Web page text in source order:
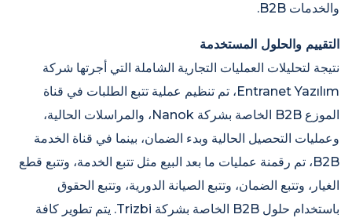
والخدمات B2B.
التقييم والحلول المستخدمة
نتيجة لتحليلات العمليات التجارية الشاملة التي أجرتها شركة
Entranet Yazılım، تم تنظيم عملية تتبع الطلبات في قناة
الموزع B2B الخاصة بشركة Nanok، والمراسلات الحالية،
وعمليات التحصيل الحالية وبدء الضمان، بينما في قناة الخدمة
B2B، تم رقمنة عمليات ما بعد البيع مثل تتبع الخدمة، وتتبع قطع
الغيار، وتتبع الضمان، وتتبع الصيانة الدورية، وتتبع الحقوق
باستخدام حلول B2B الخاصة بشركة Trizbi. يتم تطوير كافة